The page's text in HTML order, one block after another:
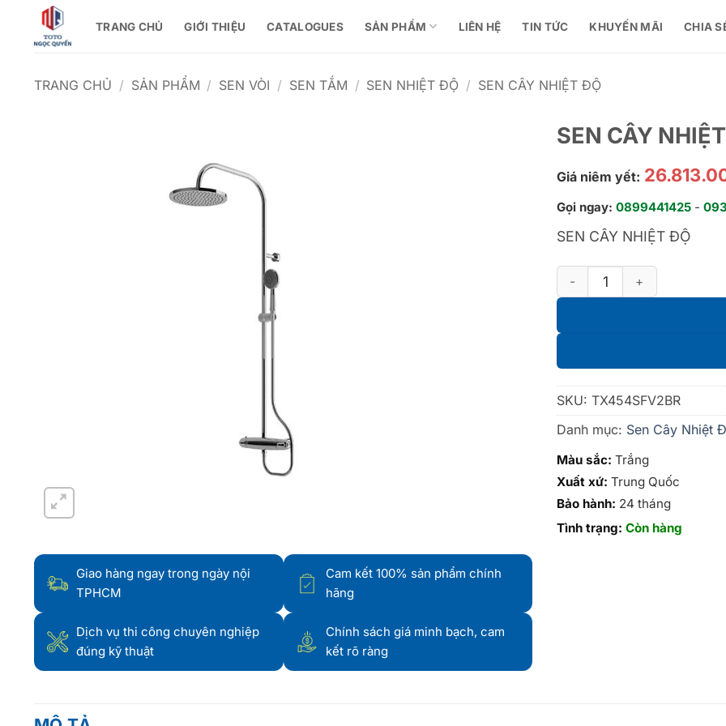
TRANG CHỦ GIỚI THIỆU CATALOGUES SẢN PHẨM LIÊN HỆ TIN TỨC KHUYẾN MÃI CHIA
TRANG CHỦ / SẢN PHẨM / SEN VÒI / SEN TẮM / SEN NHIỆT ĐỘ / SEN CÂY NHIỆT ĐỘ
Giao hàng ngay trong ngày nội
TPHCM
Cam kết 100% sản phẩm chính
hãng
Dịch vụ thi công chuyên nghiệp
đúng kỹ thuật
Chính sách giá minh bạch, cam
kết rõ ràng
SEN CÂY
Giá niêm yết:
Gọi ngay: 0899441425 -
SEN CÂY NHIỆT ĐỘ
SEN CÂY NHIỆT ĐỘ
SKU: TX454SFV2BR
Danh mục: Sen Cây Nhiệt
Màu sắc: Trắng
Xuất xứ: Trung Quốc
Bảo hành: 24 tháng
Tình trạng: Còn hàng